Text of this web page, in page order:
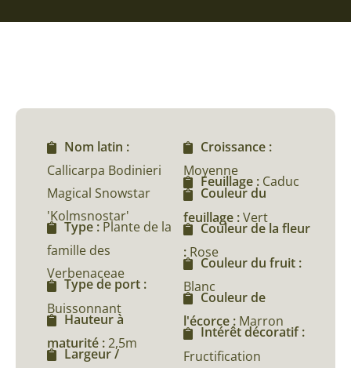
Nom latin :
Callicarpa Bodinieri
Magical Snowstar
'Kolmsnostar'
Type : Plante de la
famille des
Verbenaceae
Type de port :
Buissonnant
Hauteur à
maturité :2,5m
Largeur /
Croissance :
Moyenne
Feuillage : Caduc
Couleur du
feuillage :Vert
Couleur de la fleur
: Rose
Couleur du fruit :
Blanc
Couleur de
l'écorce : Marron
Intérêt décoratif :
Fructification